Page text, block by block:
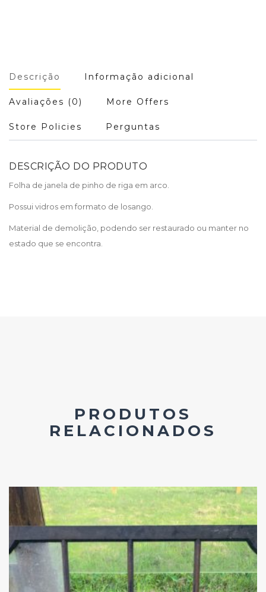
Descrição Informação adicional
Avaliações (0) More Offers
Store Policies Perguntas
DESCRIÇÃO DO PRODUTO
Folha de janela de pinho de riga em arco.
Possui vidros em formato de losango.
Material de demolição, podendo ser restaurado ou manter no
estado que se encontra.
PRODUTOS
RELACIONADOS